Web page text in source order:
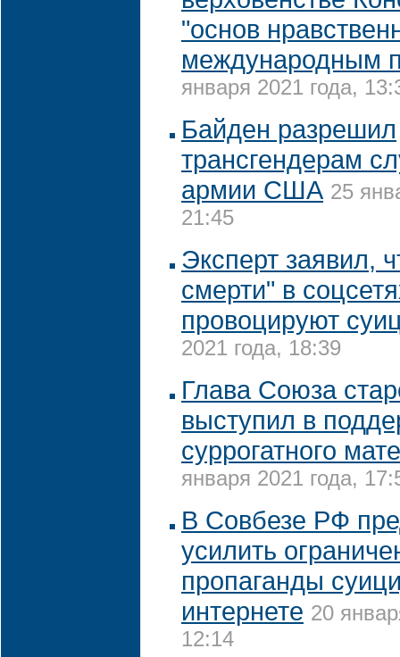
"основ
международным
января 2021 года,
Байден разрешил
трансгендерам
армии США 25
21:45
Эксперт заявил,
смерти" в
провоцируют
2021 года, 18:39
Глава Союза
выступил в
суррогатного
января 2021 года,
В Совбезе РФ
усилить
пропаганды
интернете 20
12:14